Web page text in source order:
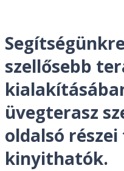
szellősebb
üvegterasz
oldalsó
kinyithatók.